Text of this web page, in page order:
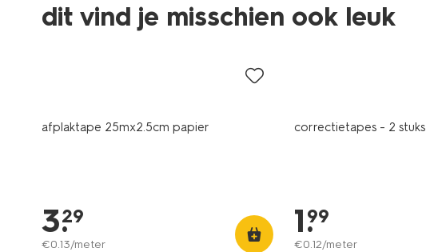
dit vind je misschien ook leuk
afplaktape 25mx2.5cm papier
3.
29
€0.13/meter
correctietapes - 2 stuks
1.
99
€0.12/meter